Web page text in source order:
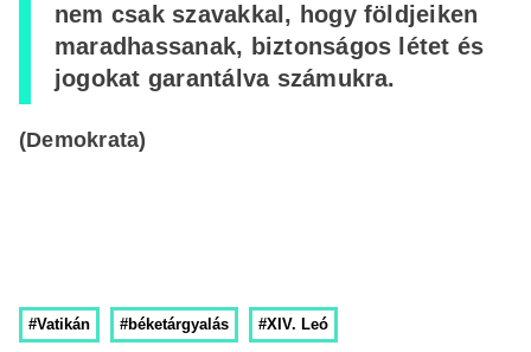
nem csak szavakkal, hogy földjeiken
maradhassanak, biztonságos létet és
jogokat garantálva számukra.
(Demokrata)
#Vatikán #béketárgyalás #XIV. Leó